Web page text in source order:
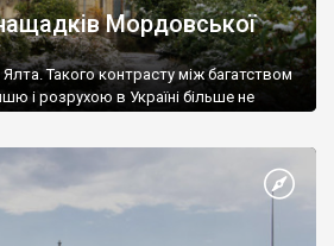
Мордовської
Такого контрасту між багатством
і розрухою в Україні більше не